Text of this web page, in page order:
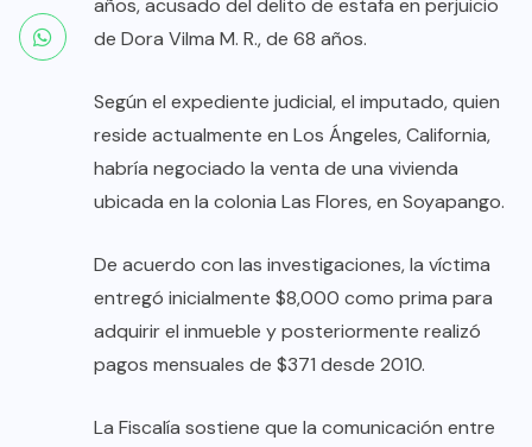
años, acusado del delito de estafa en perjuicio
de Dora Vilma M. R., de 68 años.
Según el expediente judicial, el imputado, quien
reside actualmente en Los Ángeles, California,
habría negociado la venta de una vivienda
ubicada en la colonia Las Flores, en Soyapango.
De acuerdo con las investigaciones, la víctima
entregó inicialmente $8,000 como prima para
adquirir el inmueble y posteriormente realizó
pagos mensuales de $371 desde 2010.
La Fiscalía sostiene que la comunicación entre